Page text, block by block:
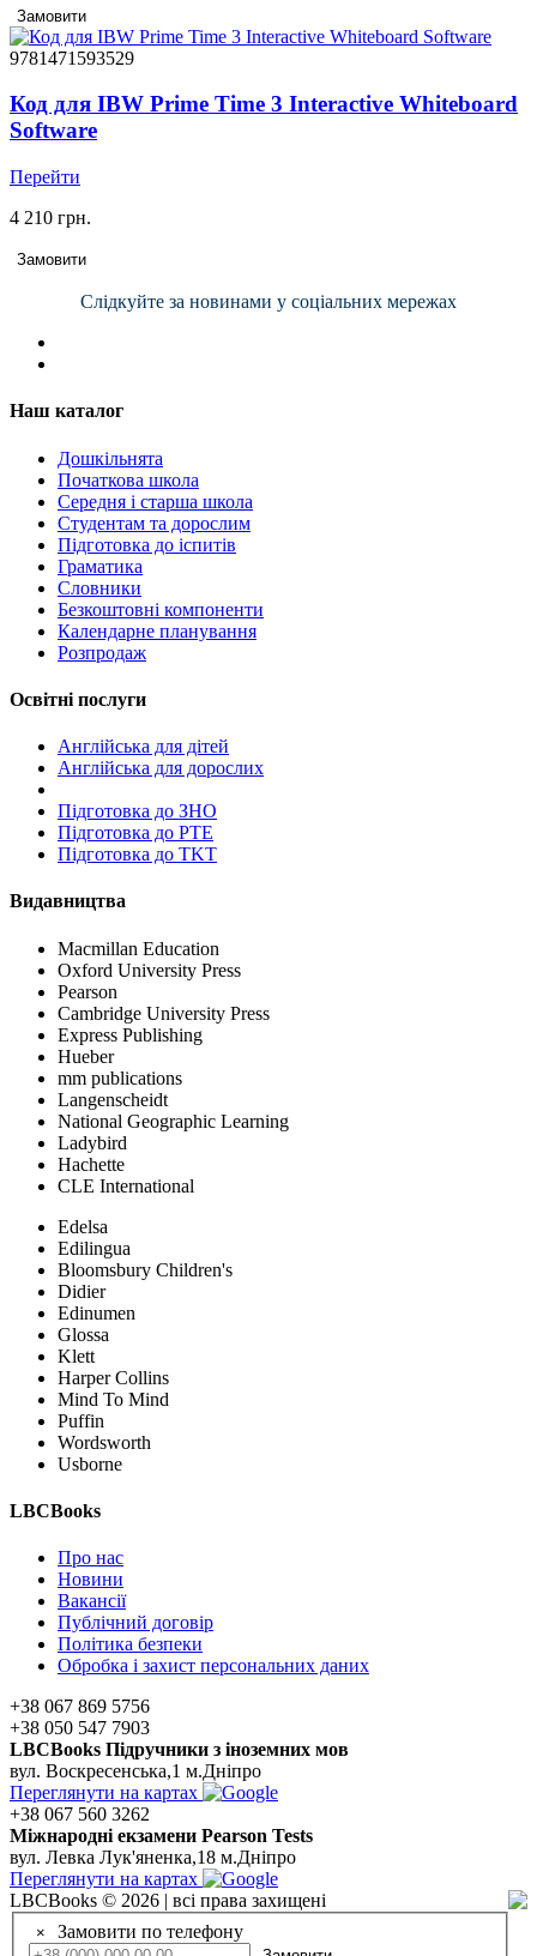
Замовити
9781471593529
Код для IBW Prime Time 3 Interactive Whiteboard
Software
Перейти
4 210 грн.
Замовити
Слідкуйте за новинами у соціальних мережах
Наш каталог
Дошкільнята
Початкова школа
Середня і старша школа
Студентам та дорослим
Підготовка до іспитів
Граматика
Словники
Безкоштовні компоненти
Календарне планування
Розпродаж
Освітні послуги
Англійська для дітей
Англійська для дорослих
Пiдготовка до ЗНО
Підготовка до PTE
Підготовка до TKT
Видавництва
Macmillan Education
Oxford University Press
Pearson
Cambridge University Press
Express Publishing
Hueber
mm publications
Langenscheidt
National Geographic Learning
Ladybird
Hachette
CLE International
Edelsa
Edilingua
Bloomsbury Children's
Didier
Edinumen
Glossa
Klett
Harper Collins
Mind To Mind
Puffin
Wordsworth
Usborne
LBCBooks
Про нас
Новини
Вакансії
Публічний договір
Політика безпеки
Обробка і захист персональних даних
+38 067 869 5756
+38 050 547 7903
LBCBooks Підручники з іноземних мов
вул. Воскресенська,1 м.Дніпро
Переглянути на картах
+38 067 560 3262
Мiжнароднi екзамени Pearson Tests
вул. Левка Лук'яненка,18 м.Дніпро
Переглянути на картах
LBCBooks © 2026 | всі права захищені
× Замовити по телефону